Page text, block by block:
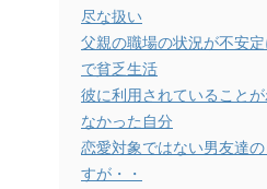
尽な扱い
父親の職場の状況が不安
で貧乏生活
彼に利用されていること
なかった自分
恋愛対象ではない男友達
すが・・